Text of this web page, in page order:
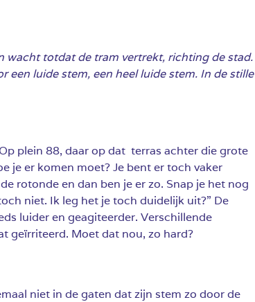
wacht totdat de tram vertrekt, richting de stad.
een luide stem, een heel luide stem. In de stille
plein 88, daar op dat terras achter die grote
je er komen moet? Je bent er toch vaker
rotonde en dan ben je er zo. Snap je het nog
niet. Ik leg het je toch duidelijk uit?” De
luider en geagiteerder. Verschillende
geïrriteerd. Moet dat nou, zo hard?
niet in de gaten dat zijn stem zo door de